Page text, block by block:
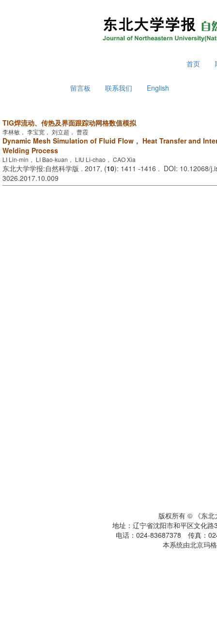
首页
留言板 联系我们 English
TIG焊流动、传热及界面跟踪动网格数值模拟
李林敏， 李宝宽， 刘立超， 曹霞
Dynamic Mesh Simulation of Fluid Flow， Heat Transfer and
Welding Process
LI Lin-min， LI Bao-kuan， LIU Li-chao， CAO Xia
东北大学学报:自然科学版 . 2017, (10): 1411 -1416 . DOI: 10.12068/
3026.2017.10.009
版权所有 © 《东北
地址：辽宁省沈阳市和平区文化
电话：024-83687378 传真：
本系统由北京玛